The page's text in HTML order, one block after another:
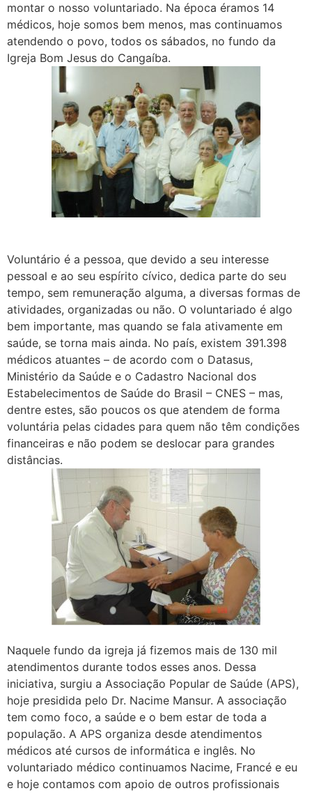
montar o nosso voluntariado. Na época éramos 14
médicos, hoje somos bem menos, mas continuamos
atendendo o povo, todos os sábados, no fundo da
Igreja Bom Jesus do Cangaíba.
Voluntário é a pessoa, que devido a seu interesse
pessoal e ao seu espírito cívico, dedica parte do seu
tempo, sem remuneração alguma, a diversas formas de
atividades, organizadas ou não. O voluntariado é algo
bem importante, mas quando se fala ativamente em
saúde, se torna mais ainda. No país, existem 391.398
médicos atuantes – de acordo com o Datasus,
Ministério da Saúde e o Cadastro Nacional dos
Estabelecimentos de Saúde do Brasil – CNES – mas,
dentre estes, são poucos os que atendem de forma
voluntária pelas cidades para quem não têm condições
financeiras e não podem se deslocar para grandes
distâncias.
Naquele fundo da igreja já fizemos mais de 130 mil
atendimentos durante todos esses anos. Dessa
iniciativa, surgiu a Associação Popular de Saúde (APS),
hoje presidida pelo Dr. Nacime Mansur. A associação
tem como foco, a saúde e o bem estar de toda a
população. A APS organiza desde atendimentos
médicos até cursos de informática e inglês. No
voluntariado médico continuamos Nacime, Francé e eu
e hoje contamos com apoio de outros profissionais